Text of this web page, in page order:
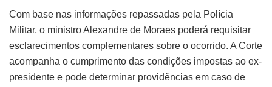
Com base nas informações repassadas pela Polícia
Militar, o ministro Alexandre de Moraes poderá requisitar
esclarecimentos complementares sobre o ocorrido. A Corte
acompanha o cumprimento das condições impostas ao ex-
presidente e pode determinar providências em caso de